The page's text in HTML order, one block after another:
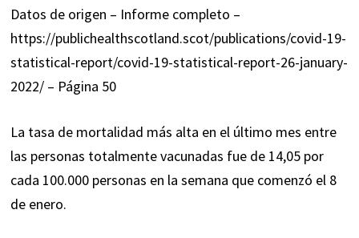
Datos de origen – Informe completo –
https://publichealthscotland.scot/publications/covid-19-
statistical-report/covid-19-statistical-report-26-january-
2022/ – Página 50
La tasa de mortalidad más alta en el último mes entre
las personas totalmente vacunadas fue de 14,05 por
cada 100.000 personas en la semana que comenzó el 8
de enero.